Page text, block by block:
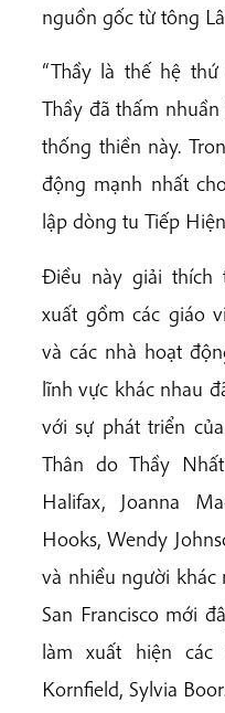
nguồn gốc từ tông
“Thầy là thế hệ
Thầy đã thấm
thống thiền này.
động mạnh nhất
lập dòng tu Tiếp
Điều này giải thích
xuất gồm các giáo
và các nhà hoạt
lĩnh vực khác nhau
với sự phát triển
Thân do Thầy
Halifax, Joanna
Hooks, Wendy
và nhiều người khác
San Francisco mới
làm xuất hiện
Kornfield, Sylvia